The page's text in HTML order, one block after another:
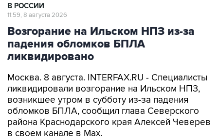
В РОССИИ
11:59, 8 августа 2026
Возгорание на Ильском НПЗ из-за
падения обломков БПЛА
ликвидировано
Москва. 8 августа. INTERFAX.RU - Специалисты
ликвидировали возгорание на Ильском НПЗ,
возникшее утром в субботу из-за падения
обломков БПЛА, сообщил глава Северского
района Краснодарского края Алексей Чеверев
в своем канале в Max.